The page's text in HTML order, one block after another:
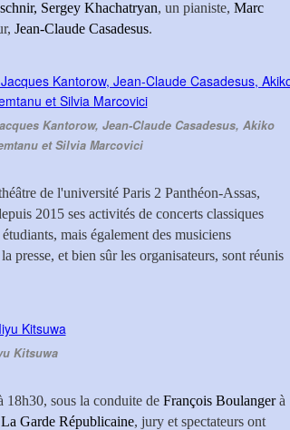
Sergey Khachatryan, un pianiste, Marc
Jean-Claude Casadesus.
Kantorow, Jean-Claude Casadesus, Akiko
et Silvia Marcovici
de l'université Paris 2 Panthéon-Assas,
2015 ses activités de concerts classiques
mais également des musiciens
presse, et bien sûr les organisateurs, sont réunis
Kitsuwa
18h30, sous la conduite de François Boulangerà
Garde Républicaine, jury et spectateurs ont